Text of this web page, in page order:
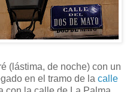
(lástima, de noche) con un
en el tramo de la calle